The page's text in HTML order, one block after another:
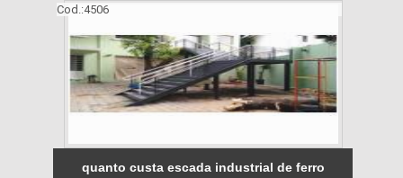
Cod.:4506
quanto custa escada industrial de ferro